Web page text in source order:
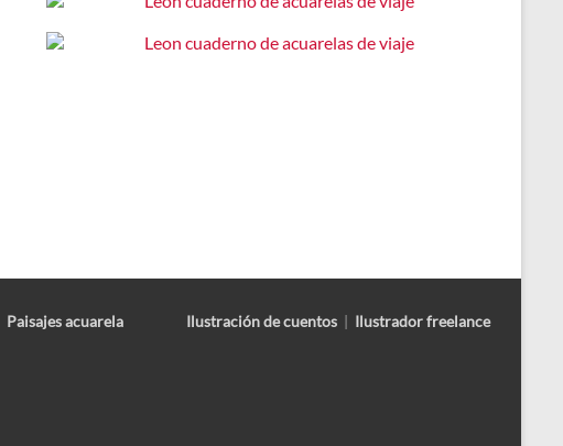
Paisajes acuarela Ilustración de cuentos | Ilustrador freelance